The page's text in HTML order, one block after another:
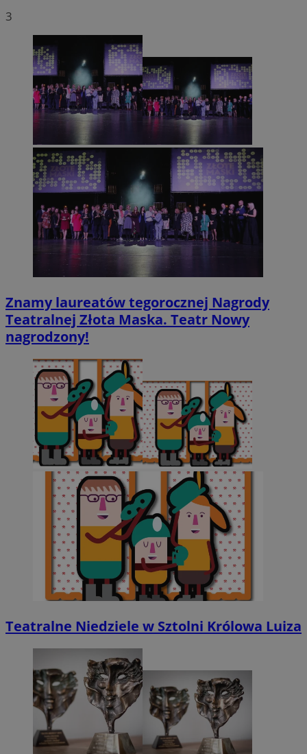
3
Znamy laureatów tegorocznej Nagrody
Teatralnej Złota Maska. Teatr Nowy
nagrodzony!
Teatralne Niedziele w Sztolni Królowa Luiza